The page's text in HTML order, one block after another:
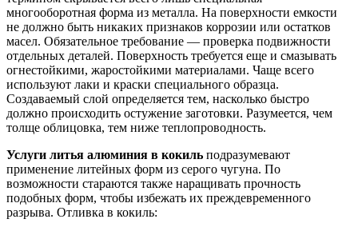
многооборотная форма из металла. На поверхности емкости
не должно быть никаких признаков коррозии или остатков
масел. Обязательное требование — проверка подвижности
отдельных деталей. Поверхность требуется еще и смазывать
огнестойкими, жаростойкими материалами. Чаще всего
используют лаки и краски специального образца.
Создаваемый слой определяется тем, насколько быстро
должно происходить остужение заготовки. Разумеется, чем
толще облицовка, тем ниже теплопроводность.
Услуги литья алюминия в кокиль подразумевают
применение литейных форм из серого чугуна. По
возможности стараются также наращивать прочность
подобных форм, чтобы избежать их преждевременного
разрыва. Отливка в кокиль: